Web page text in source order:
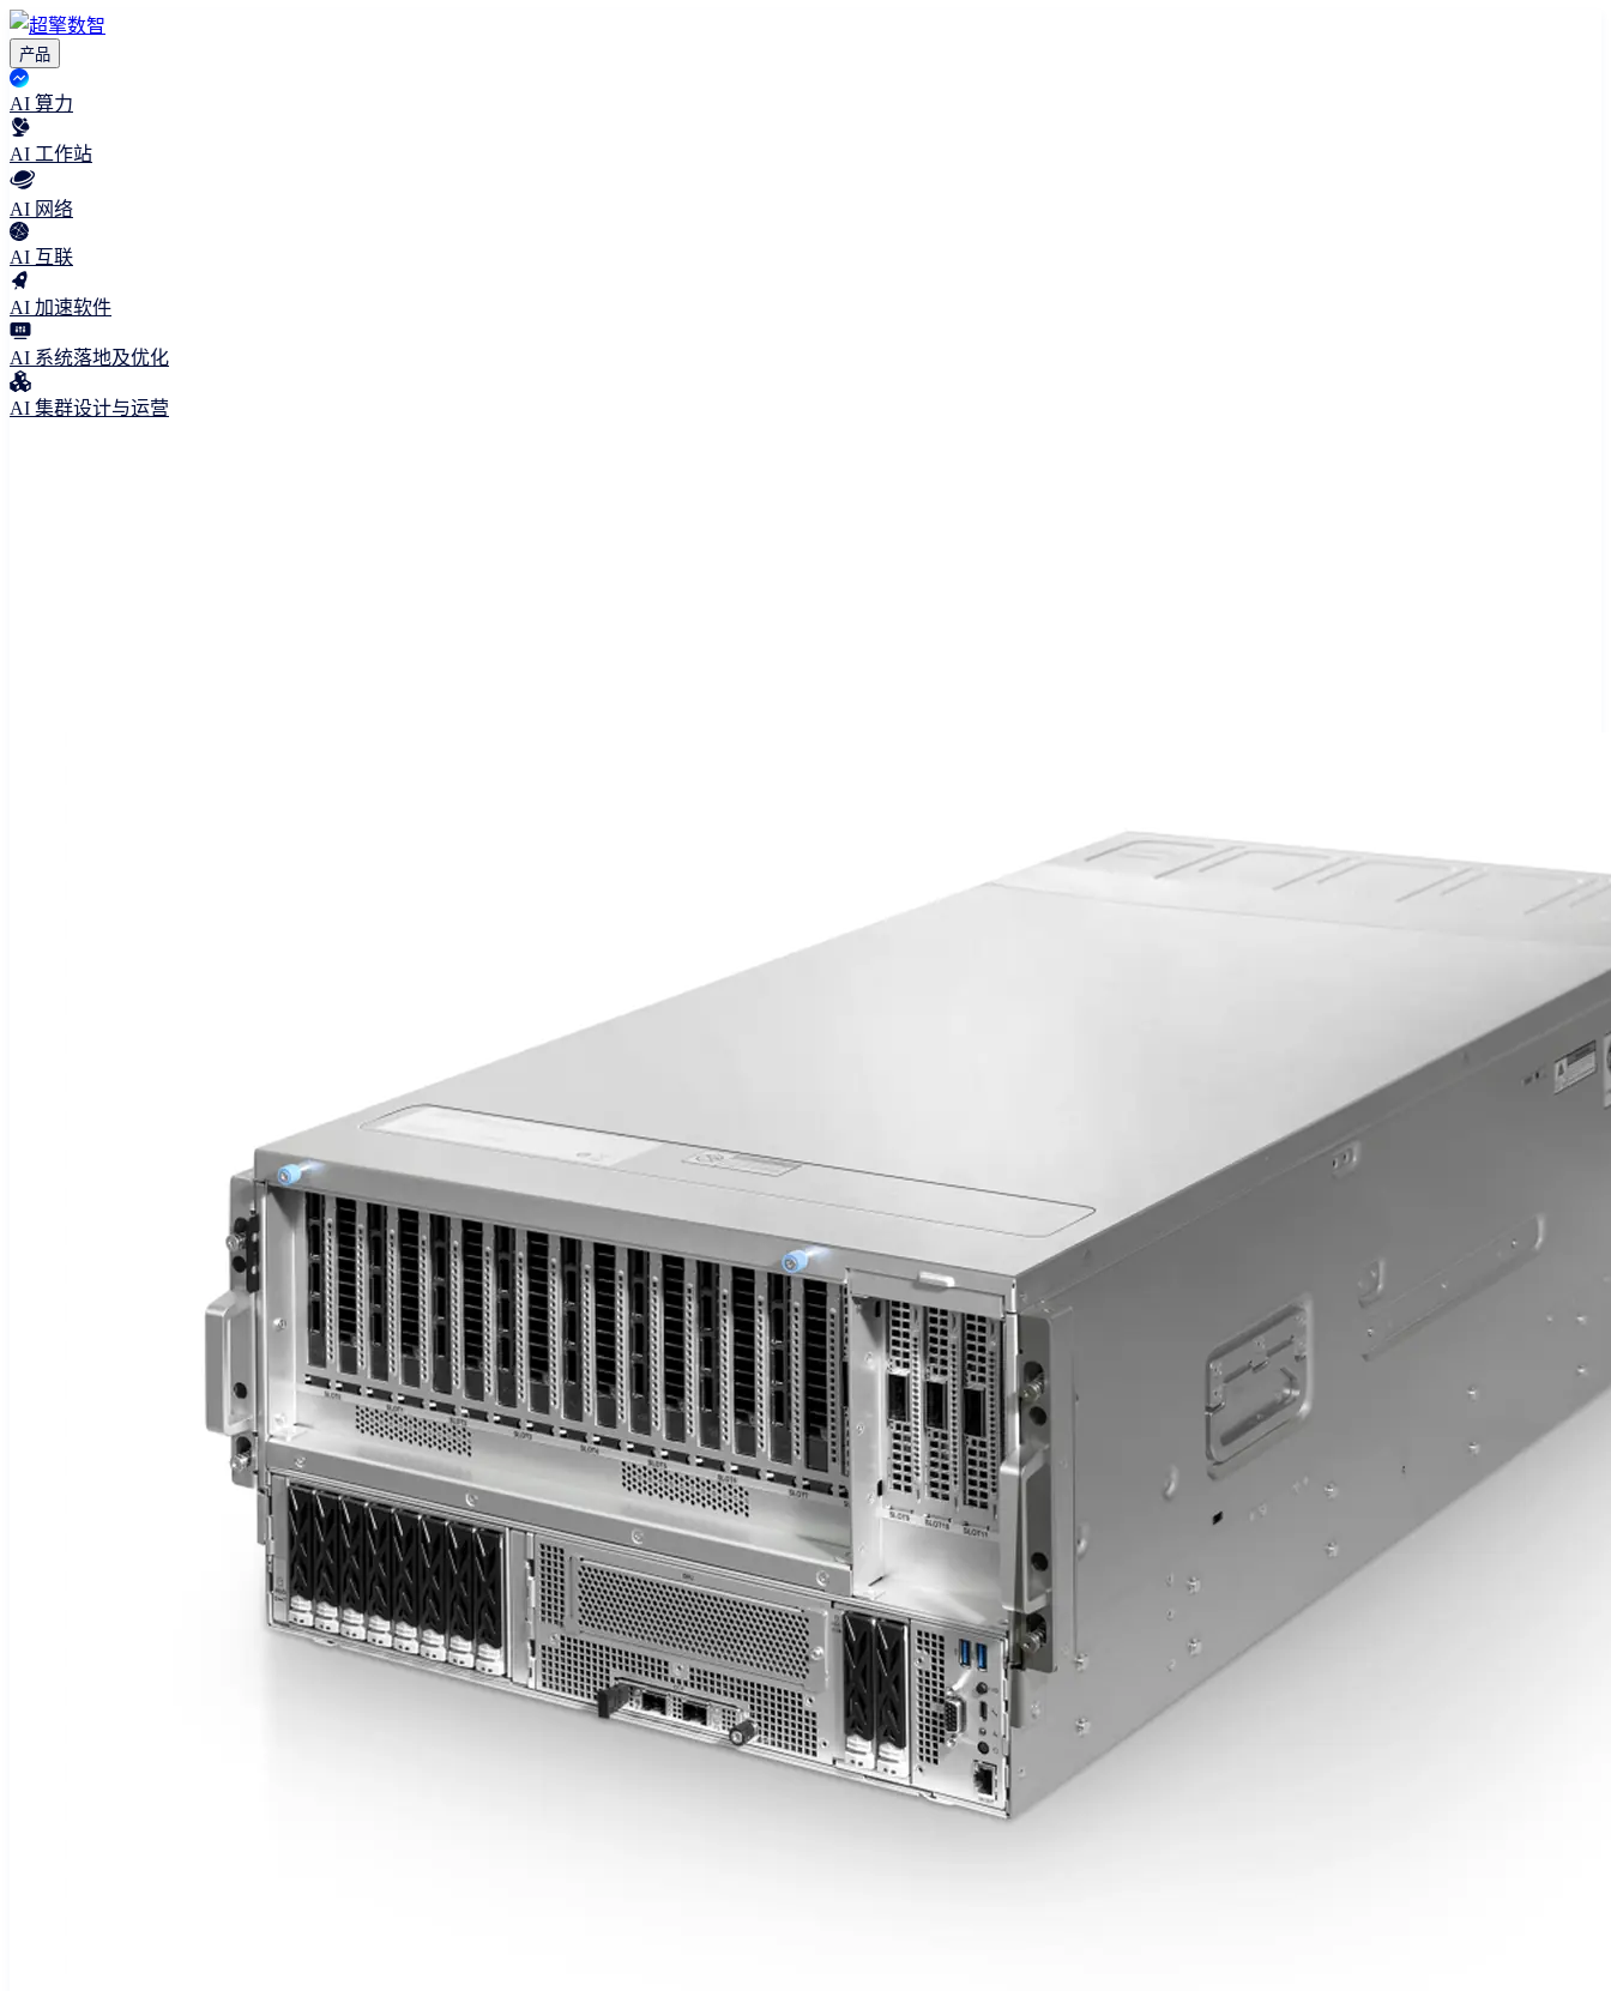
产品
AI 算力
AI 工作站
AI 网络
AI 互联
AI 加速软件
AI 系统落地及优化
AI 集群设计与运营